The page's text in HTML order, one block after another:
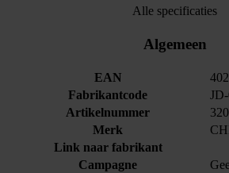
Alle specificaties
Algemeen
EAN
Fabrikantcode
Artikelnummer
Merk
Link naar fabrikant
Campagne